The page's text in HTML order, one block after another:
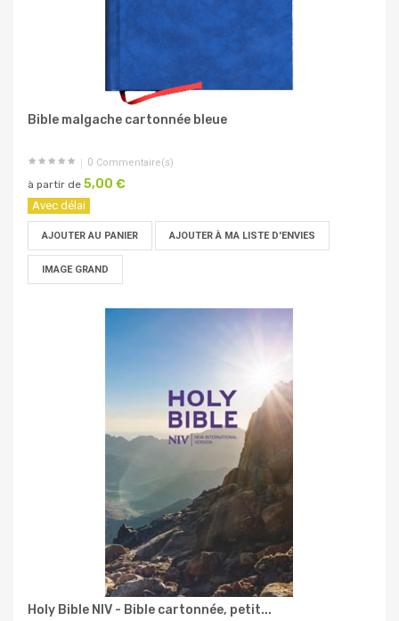
Bible malgache cartonnée bleue
0 Commentaire(s)
à partir de 5,00 €
Avec délai
AJOUTER AU PANIER AJOUTER À MA LISTE D'ENVIES
IMAGE GRAND
Holy Bible NIV - Bible cartonnée, petit...